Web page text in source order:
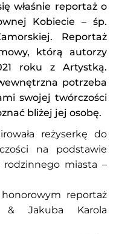
właśnie reportaż o
Kobiecie – śp.
Reportaż
którą autorzy
roku z Artystką.
potrzeba
swojej twórczości
bliżej jej osobę.
reżyserkę do
na podstawie
miasta –
reportaż
& Jakuba Karola